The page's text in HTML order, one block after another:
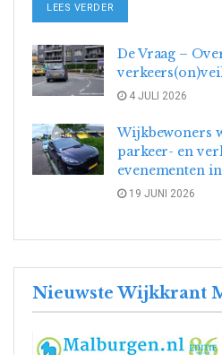
LEES VERDER
De Vraag –
4 JULI 2026
Wijkbewoners
parkeer- en
evenementen
19 JUNI 2026
Nieuwste Wijkkrant